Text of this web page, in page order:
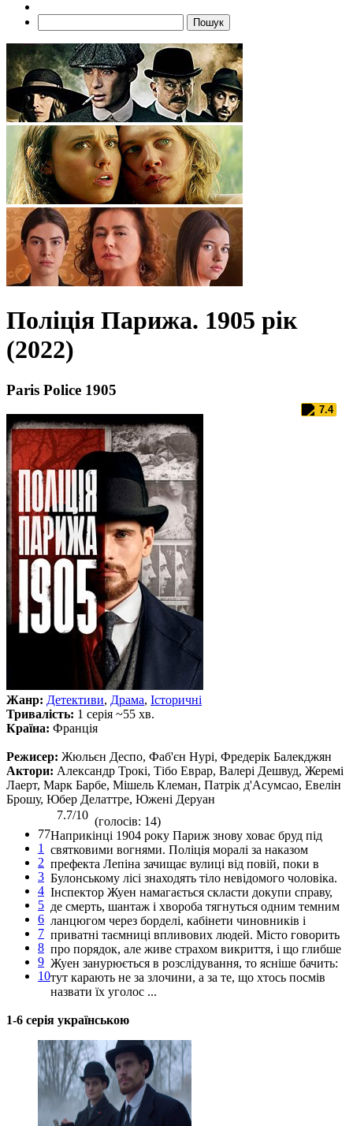
Пошук
Поліція Парижа. 1905 рік
(2022)
Paris Police 1905
7.4
Жанр: Детективи, Драма, Історичні
Тривалість: 1 серія ~55 хв.
Країна: Франція
Режисер: Жюльєн Деспо, Фаб'єн Нурі, Фредерік Балекджян
Актори: Александр Трокі, Тібо Еврар, Валері Дешвуд, Жеремі
Лаерт, Марк Барбе, Мішель Клеман, Патрік д'Асумсао, Евелін
Брошу, Юбер Делаттре, Южені Деруан
77
1
2
3
4
5
6
7
8
9
10
7.7/10 (голосів: 14)
Наприкінці 1904 року Париж знову ховає бруд під
святковими вогнями. Поліція моралі за наказом
префекта Лепіна зачищає вулиці від повій, поки в
Булонському лісі знаходять тіло невідомого чоловіка.
Інспектор Жуен намагається скласти докупи справу,
де смерть, шантаж і хвороба тягнуться одним темним
ланцюгом через борделі, кабінети чиновників і
приватні таємниці впливових людей. Місто говорить
про порядок, але живе страхом викриття, і що глибше
Жуен занурюється в розслідування, то ясніше бачить:
тут карають не за злочини, а за те, що хтось посмів
назвати їх уголос ...
1-6 серія українською